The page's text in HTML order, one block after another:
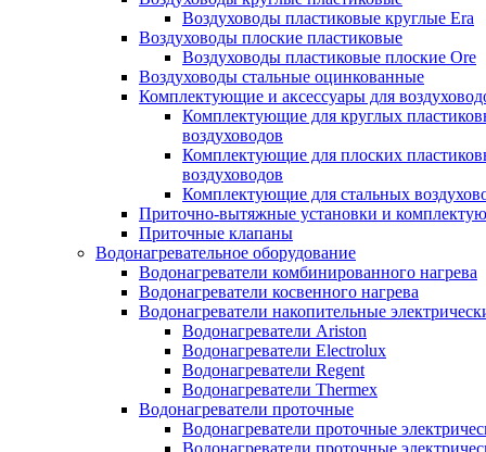
Воздуховоды пластиковые круглые Era
Воздуховоды плоские пластиковые
Воздуховоды пластиковые плоские Ore
Воздуховоды стальные оцинкованные
Комплектующие и аксессуары для
Комплектующие для круглых
воздуховодов
Комплектующие для плоских
воздуховодов
Комплектующие для стальных
Приточно-вытяжные установки и
Приточные клапаны
Водонагревательное оборудование
Водонагреватели комбинированного нагрева
Водонагреватели косвенного нагрева
Водонагреватели накопительные
Водонагреватели Ariston
Водонагреватели Electrolux
Водонагреватели Regent
Водонагреватели Thermex
Водонагреватели проточные
Водонагреватели проточные